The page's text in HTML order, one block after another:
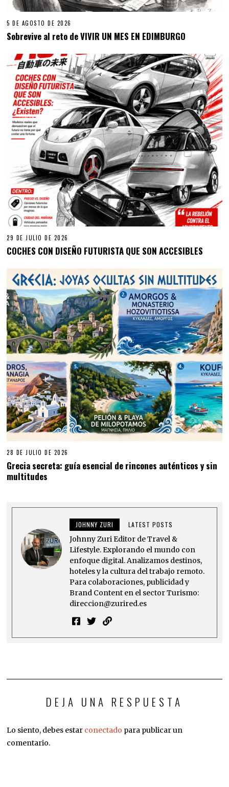
5 DE AGOSTO DE 2026
Sobrevive al reto de VIVIR UN MES EN EDIMBURGO
29 DE JULIO DE 2026
COCHES CON DISEÑO FUTURISTA QUE SON ACCESIBLES
28 DE JULIO DE 2026
Grecia secreta: guía esencial de rincones auténticos y sin
multitudes
JOHNNY ZURI LATEST POSTS
Johnny Zuri Editor de Travel &
Lifestyle. Explorando el mundo con
enfoque digital. Analizamos destinos,
hoteles y la cultura del trabajo remoto.
Para colaboraciones, publicidad y
Brand Content en el sector Turismo:
direccion@zurired.es
DEJA UNA RESPUESTA
Lo siento, debes estar conectado para publicar un
comentario.